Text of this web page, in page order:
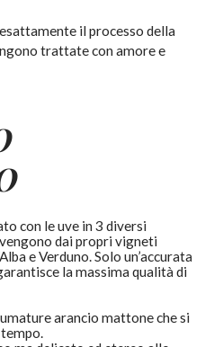
il processo della
trattate con amore e
con le uve in 3 diversi
dai propri vigneti
e Verduno. Solo un’accurata
la massima qualità di
arancio mattone che si